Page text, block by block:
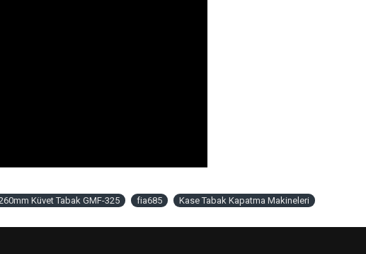
Küvet Tabak GMF-325 fia685 Kase Tabak Kapatma Makineleri